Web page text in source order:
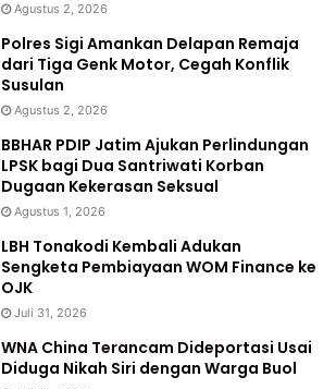
Agustus 2, 2026
Polres Sigi Amankan Delapan Remaja
dari Tiga Genk Motor, Cegah Konflik
Susulan
Agustus 2, 2026
BBHAR PDIP Jatim Ajukan Perlindungan
LPSK bagi Dua Santriwati Korban
Dugaan Kekerasan Seksual
Agustus 1, 2026
LBH Tonakodi Kembali Adukan
Sengketa Pembiayaan WOM Finance ke
OJK
Juli 31, 2026
WNA China Terancam Dideportasi Usai
Diduga Nikah Siri dengan Warga Buol